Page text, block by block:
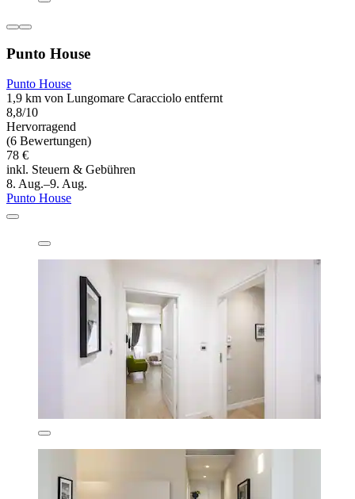
Punto House
Punto House
1,9 km von Lungomare Caracciolo entfernt
8,8/10
Hervorragend
(6 Bewertungen)
78 €
inkl. Steuern & Gebühren
8. Aug.–9. Aug.
Punto House